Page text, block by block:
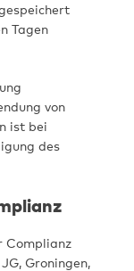
Tagen
von
ist bei
des
Complianz
Groningen,